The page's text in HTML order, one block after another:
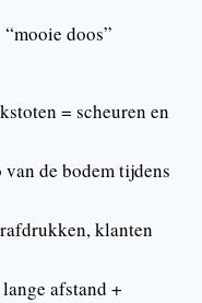
doos”
= scheuren en
de bodem tijdens
klanten
afstand +